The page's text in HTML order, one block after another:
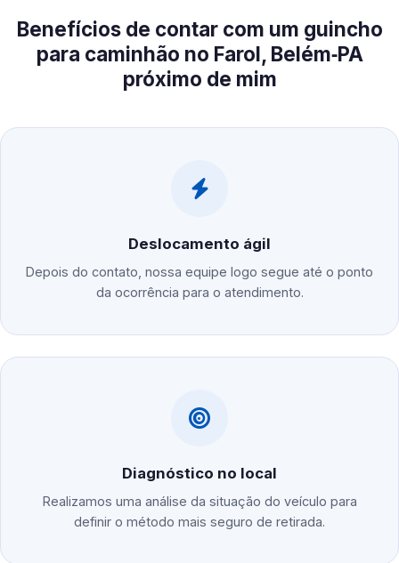
Benefícios de contar com um guincho
para caminhão no Farol, Belém‑PA
próximo de mim
Deslocamento ágil
Depois do contato, nossa equipe logo segue até o ponto
da ocorrência para o atendimento.
Diagnóstico no local
Realizamos uma análise da situação do veículo para
definir o método mais seguro de retirada.